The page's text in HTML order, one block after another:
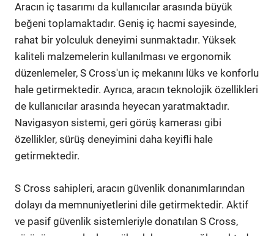
Aracın iç tasarımı da kullanıcılar arasında büyük
beğeni toplamaktadır. Geniş iç hacmi sayesinde,
rahat bir yolculuk deneyimi sunmaktadır. Yüksek
kaliteli malzemelerin kullanılması ve ergonomik
düzenlemeler, S Cross'un iç mekanını lüks ve konforlu
hale getirmektedir. Ayrıca, aracın teknolojik özellikleri
de kullanıcılar arasında heyecan yaratmaktadır.
Navigasyon sistemi, geri görüş kamerası gibi
özellikler, sürüş deneyimini daha keyifli hale
getirmektedir.
S Cross sahipleri, aracın güvenlik donanımlarından
dolayı da memnuniyetlerini dile getirmektedir. Aktif
ve pasif güvenlik sistemleriyle donatılan S Cross,